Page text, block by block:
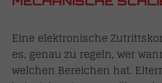
Eine elektronische
es, genau zu regeln, wer
welchen Bereichen hat.